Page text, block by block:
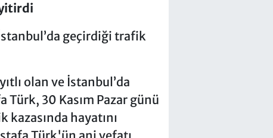
yitirdi
geçirdiği trafik
olan ve İstanbul’da
30 Kasım Pazar günü
hayatını